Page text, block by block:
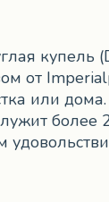
купель
от
или
более